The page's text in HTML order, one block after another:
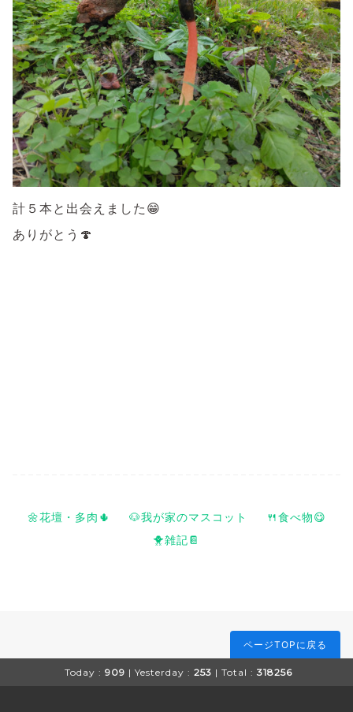
計５本と出会えました😁
ありがとう🍄
🌼花壇・多肉🌵 🐶我が家のマスコット
🍴食べ物😋
🐥雑記📔
ページTOPに戻る
Today : 909 | Yesterday : 253 | Total : 318256